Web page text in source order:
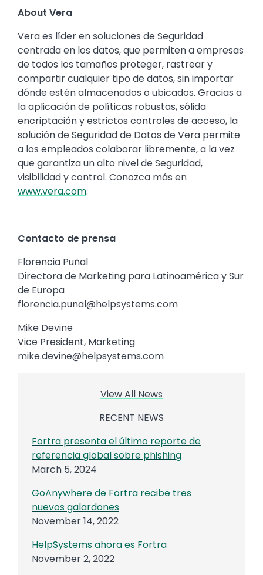
About Vera
Vera es líder en soluciones de Seguridad
centrada en los datos, que permiten a empresas
de todos los tamaños proteger, rastrear y
compartir cualquier tipo de datos, sin importar
dónde estén almacenados o ubicados. Gracias a
la aplicación de políticas robustas, sólida
encriptación y estrictos controles de acceso, la
solución de Seguridad de Datos de Vera permite
a los empleados colaborar libremente, a la vez
que garantiza un alto nivel de Seguridad,
visibilidad y control. Conozca más en
www.vera.com.
Contacto de prensa
Florencia Puñal
Directora de Marketing para Latinoamérica y Sur
de Europa
florencia.punal@helpsystems.com
Mike Devine
Vice President, Marketing
mike.devine@helpsystems.com
View All News
RECENT NEWS
Fortra presenta el último reporte de
referencia global sobre phishing
March 5, 2024
GoAnywhere de Fortra recibe tres
nuevos galardones
November 14, 2022
HelpSystems ahora es Fortra
November 2, 2022